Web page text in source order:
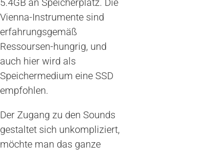
5.4GB an Speicherplatz. Die
Vienna-Instrumente sind
erfahrungsgemäß
Ressoursen-hungrig, und
auch hier wird als
Speichermedium eine SSD
empfohlen.
Der Zugang zu den Sounds
gestaltet sich unkompliziert,
möchte man das ganze